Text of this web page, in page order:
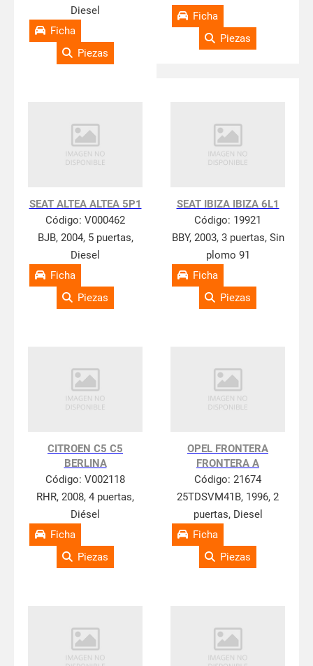
Diesel
Ficha
Piezas
Ficha
Piezas
SEAT ALTEA ALTEA 5P1
Código: V000462
BJB, 2004, 5 puertas,
Diesel
Ficha
Piezas
SEAT IBIZA IBIZA 6L1
Código: 19921
BBY, 2003, 3 puertas, Sin
plomo 91
Ficha
Piezas
CITROEN C5 C5
BERLINA
Código: V002118
RHR, 2008, 4 puertas,
Diésel
Ficha
Piezas
OPEL FRONTERA
FRONTERA A
Código: 21674
25TDSVM41B, 1996, 2
puertas, Diesel
Ficha
Piezas